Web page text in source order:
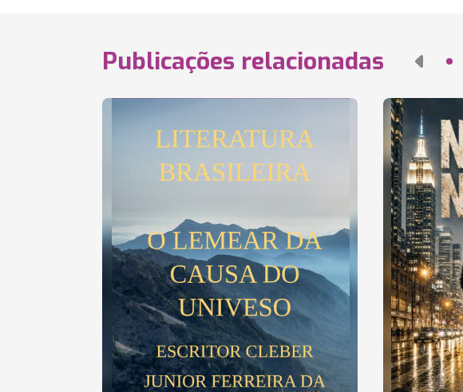
Publicações relacionadas